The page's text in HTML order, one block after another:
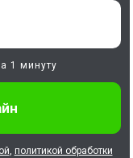
1 минуту
, политикой обработки